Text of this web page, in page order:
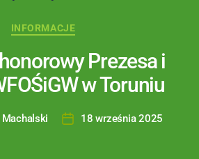
INFORMACJE
Prezesa i
w Toruniu
Machalski 18 września 2025